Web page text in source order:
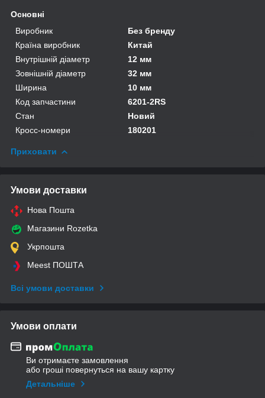
Основні
Виробник
Без бренду
Країна виробник
Китай
Внутрішній діаметр
12 мм
Зовнішній діаметр
32 мм
Ширина
10 мм
Код запчастини
6201-2RS
Стан
Новий
Кросс-номери
180201
Приховати
Умови доставки
Нова Пошта
Магазини Rozetka
Укрпошта
Meest ПОШТА
Всі умови доставки
Умови оплати
Ви отримаєте замовлення
або гроші повернуться на вашу картку
Детальніше